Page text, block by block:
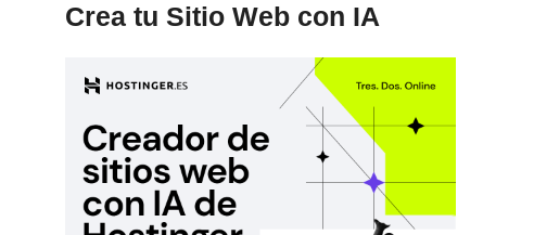
Crea tu Sitio Web con IA